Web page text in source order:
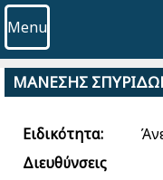
Menu
ΜΑΝΕΣΗΣ
Ειδικότητα:
Διευθύνσεις